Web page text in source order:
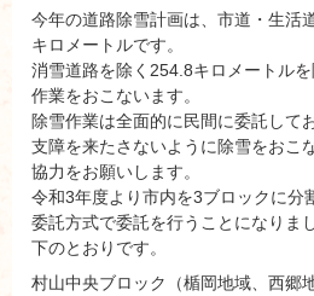
今年の道路除雪計画は、市道・生活
キロメートルです。
消雪道路を除く254.8キロメートル
作業をおこないます。
除雪作業は全面的に民間に委託して
支障を来たさないように除雪をおこ
協力をお願いします。
令和3年度より市内を3ブロックに分
委託方式で委託を行うことになりま
下のとおりです。
村山中央ブロック（楯岡地域、西郷地